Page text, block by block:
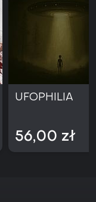
UFOPHILIA
56,00 zł